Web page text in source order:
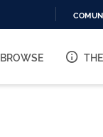
BROWSE